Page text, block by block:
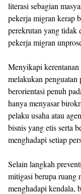
literasi sebagian
pekerja migran kerap
perekrutan yang tidak
pekerja migran
Menyikapi
melakukan penguatan
berorientasi penuh
hanya menyasar
pelaku usaha atau
bisnis yang etis serta
menghadapi setiap
Selain langkah
mitigasi berupa ruang
menghadapi kendala,